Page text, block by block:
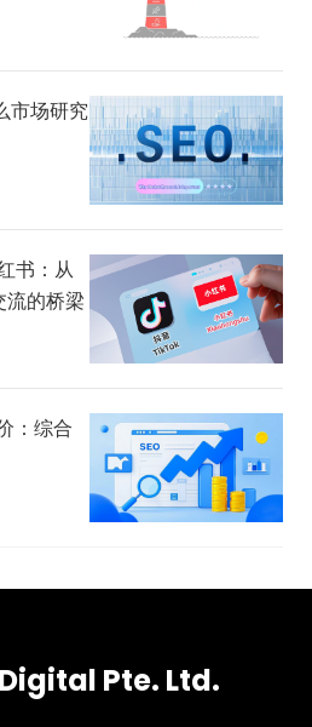
市场研究
书：从
流的桥梁
：综合
Pte. Ltd.